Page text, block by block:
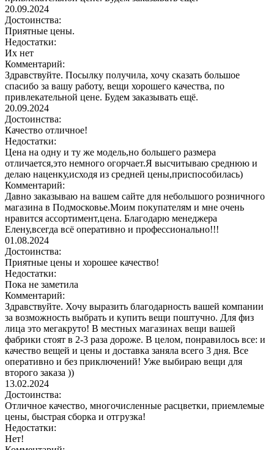
20.09.2024
Достоинства:
Приятные цены.
Недостатки:
Их нет
Комментарий:
Здравствуйте. Посылку получила, хочу сказать большое
спасибо за вашу работу, вещи хорошего качества, по
привлекательной цене. Будем заказывать ещё.
20.09.2024
Достоинства:
Качество отличное!
Недостатки:
Цена на одну и ту же модель,но большего размера
отличается,это немного огорчает.Я высчитываю среднюю и
делаю наценку,исходя из средней цены,приспособилась)
Комментарий:
Давно заказываю на вашем сайте для небольшого розничного
магазина в Подмосковье.Моим покупателям и мне очень
нравится ассортимент,цена. Благодарю менеджера
Елену,всегда всё оперативно и профессионально!!!
01.08.2024
Достоинства:
Приятные цены и хорошее качество!
Недостатки:
Пока не заметила
Комментарий:
Здравствуйте. Хочу выразить благодарность вашей компании
за возможность выбрать и купить вещи поштучно. Для физ
лица это мегакруто! В местных магазинах вещи вашей
фабрики стоят в 2-3 раза дороже. В целом, понравилось все: и
качество вещей и цены и доставка заняла всего 3 дня. Все
оперативно и без приключений! Уже выбираю вещи для
второго заказа ))
13.02.2024
Достоинства:
Отличное качество, многочисленные расцветки, приемлемые
цены, быстрая сборка и отгрузка!
Недостатки:
Нет!